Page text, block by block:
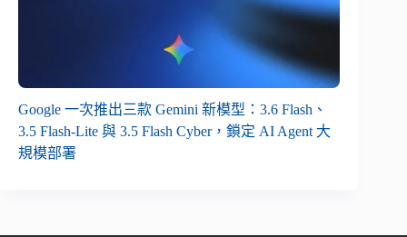
Google 一次推出三款 Gemini 新模型：3.6 Flash、
3.5 Flash-Lite 與 3.5 Flash Cyber，鎖定 AI Agent 大
規模部署